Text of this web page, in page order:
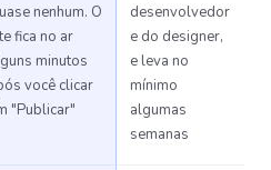
nenhum. O
fica no ar
minutos
você clicar
"Publicar"
desenvolvedor
e do designer,
e leva no
mínimo
algumas
semanas